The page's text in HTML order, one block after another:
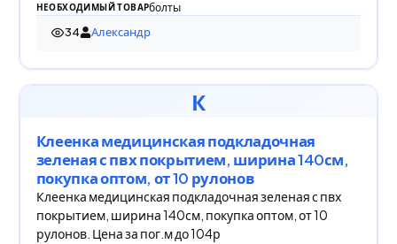
НЕОБХОДИМЫЙ ТОВАРболты
34
34 просмотра
Александр
К
Клеенка медицинская подкладочная
зеленая с пвх покрытием, ширина 140см,
покупка оптом, от 10 рулонов
Клеенка медицинская подкладочная зеленая с пвх
покрытием, ширина 140см, покупка оптом, от 10
рулонов. Цена за пог.м до 104р